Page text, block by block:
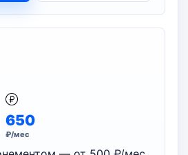
650
₽/мес